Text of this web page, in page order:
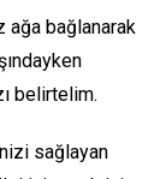
bağlanarak
belirtelim.
sağlayan